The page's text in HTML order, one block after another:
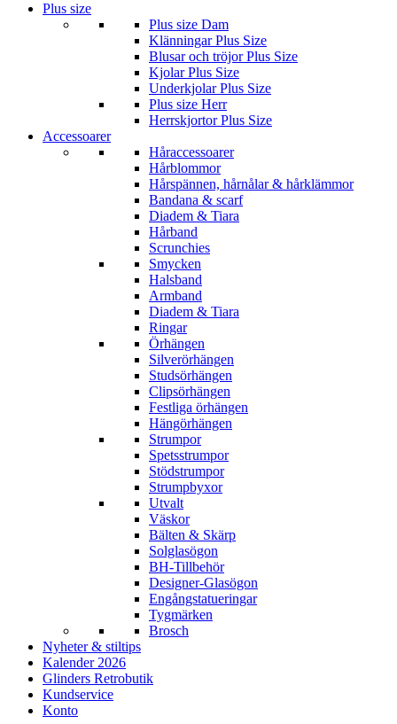
Plus size
Plus size Dam
Klänningar Plus Size
Blusar och tröjor Plus Size
Kjolar Plus Size
Underkjolar Plus Size
Plus size Herr
Herrskjortor Plus Size
Accessoarer
Håraccessoarer
Hårblommor
Hårspännen, hårnålar & hårklämmor
Bandana & scarf
Diadem & Tiara
Hårband
Scrunchies
Smycken
Halsband
Armband
Diadem & Tiara
Ringar
Örhängen
Silverörhängen
Studsörhängen
Clipsörhängen
Festliga örhängen
Hängörhängen
Strumpor
Spetsstrumpor
Stödstrumpor
Strumpbyxor
Utvalt
Väskor
Bälten & Skärp
Solglasögon
BH-Tillbehör
Designer-Glasögon
Engångstatueringar
Tygmärken
Brosch
Nyheter & stiltips
Kalender 2026
Glinders Retrobutik
Kundservice
Konto